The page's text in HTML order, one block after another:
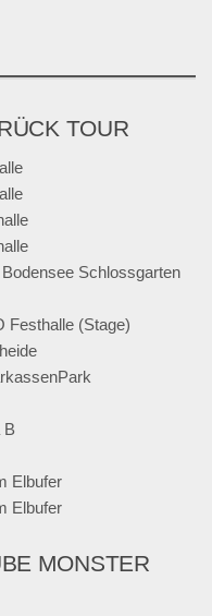
TOUR
Schlossgarten
Festhalle (Stage)
B
Elbufer
Elbufer
MONSTER